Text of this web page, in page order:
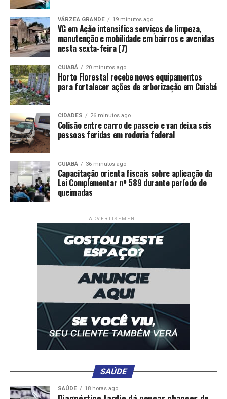
A proposta já havia sido aprovada pelo Conselho
Municipal de Saúde, que avaliou positivamente a
intenção de dar mais fluidez aos processos na pasta.
Com a primeira votação aprovada, o projeto retorna à
pauta da Câmara para uma segunda e definitiva
deliberação.
A expectativa do Executivo é que a nova lei seja
sancionada logo após a conclusão do trâmite legislativo,
permitindo a implementação imediata das mudanças.
Comentários
DESTAQUE DIA EMPRESA
POLITICA
SAÚDE
Vereadora defende a Câmara após operação da PC e
cita “vereadores dos horrores”
“Minhas ações sempre foram republicanas”, diz ex-
presidente ao negar ter recebido propina; vídeo
VÁRZEA GRANDE 19 minutos ago
VG em Ação intensifica serviços de limpeza,
manutenção e mobilidade em bairros e avenidas
nesta sexta-feira (7)
CUIABÁ 20 minutos ago
Horto Florestal recebe novos equipamentos
para fortalecer ações de arborização em Cuiabá
CIDADES 26 minutos ago
Colisão entre carro de passeio e van deixa seis
pessoas feridas em rodovia federal
CUIABÁ 36 minutos ago
Capacitação orienta fiscais sobre aplicação da
Lei Complementar nº 589 durante período de
queimadas
ADVERTISEMENT
SAÚDE
SAÚDE 18 horas ago